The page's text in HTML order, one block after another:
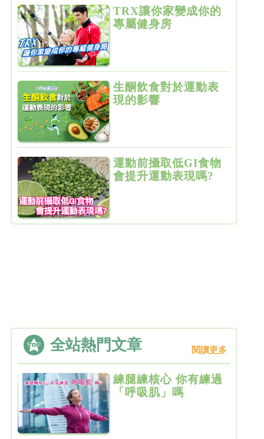
TRX讓你家變成你的
專屬健身房
生酮飲食對於運動表
現的影響
運動前攝取低GI食物
會提升運動表現嗎?
全站熱門文章 閱讀更多
練腿練核心 你有練過
「呼吸肌」嗎